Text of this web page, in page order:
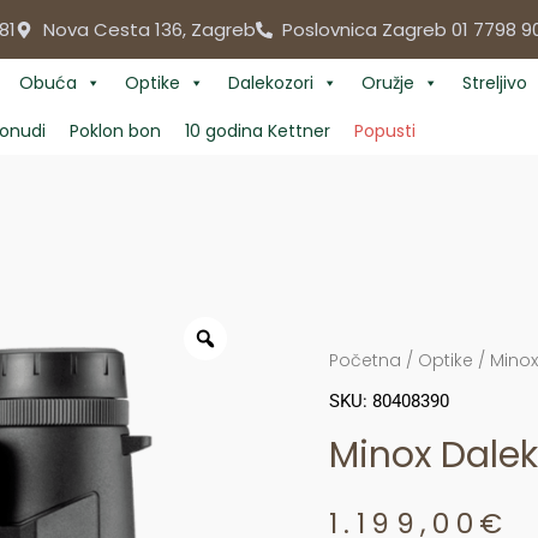
Nova Cesta 136, Zagreb Poslovnica Zagreb 01 7798
Obuća Optike Dalekozori Oružje Streljivo
Poklon bon 10 godina Kettner Popusti
Početna / Optike / Minox
SKU: 80408390
Minox
1.199,00 €